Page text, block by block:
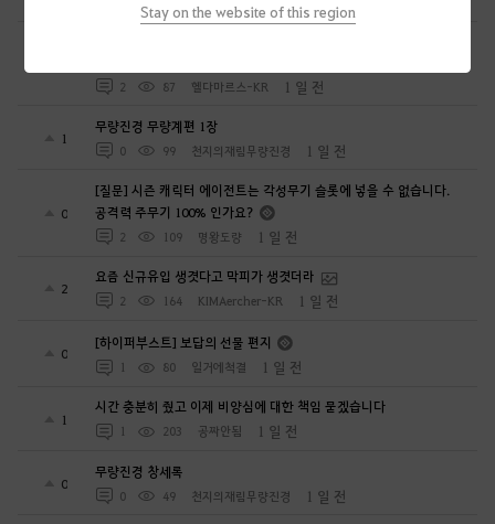
Stay on the website of this region
2 87 헬다마르스-KR 1 일 전
1
무량진경 무량계편 1장
0 99 천지의재림무량진경 1 일 전
0
[질문] 시즌 캐릭터 에이전트는 각성무기 슬롯에 넣을 수 없습니다.
공격력 주무기 100% 인가요?
2 109 명왕도량 1 일 전
2
요즘 신규유입 생겻다고 막피가 생겻더라
2 164 KIMAercher-KR 1 일 전
0
[하이퍼부스트] 보답의 선물 편지
1 80 일거에척결 1 일 전
1
시간 충분히 줬고 이제 비양심에 대한 책임 묻겠습니다
1 203 공짜안됨 1 일 전
0
무량진경 창세록
0 49 천지의재림무량진경 1 일 전